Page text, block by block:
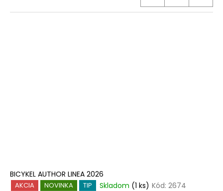
BICYKEL AUTHOR LINEA 2026
AKCIA NOVINKA TIP Skladom (1 ks) Kód: 2674